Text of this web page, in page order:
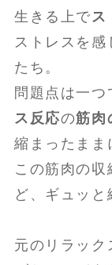
生きる上で ス
ストレスを
たち。
問題点は一
ス反応の筋肉
縮まったまま
この筋肉の
ど、ギュッと
元のリラック